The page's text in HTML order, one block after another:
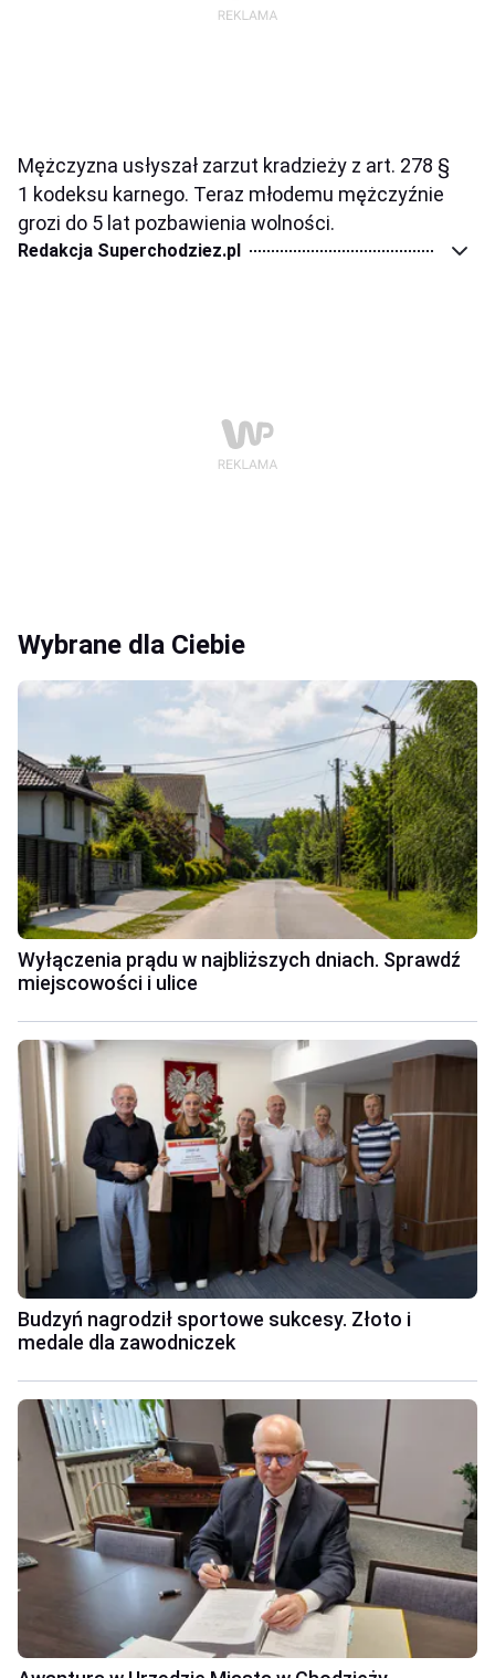
Mężczyzna usłyszał zarzut kradzieży z art. 278 §
1 kodeksu karnego. Teraz młodemu mężczyźnie
grozi do 5 lat pozbawienia wolności.
Redakcja Superchodziez.pl
Wybrane dla Ciebie
Wyłączenia prądu w najbliższych dniach. Sprawdź
miejscowości i ulice
Budzyń nagrodził sportowe sukcesy. Złoto i
medale dla zawodniczek